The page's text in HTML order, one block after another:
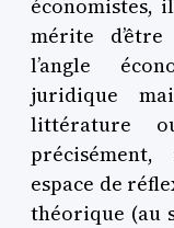
économistes,
mérite
l’angle
juridique
littérature
espace de
théorique (au